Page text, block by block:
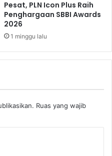
Pesat, PLN Icon Plus Raih
Penghargaan SBBI Awards
2026
1 minggu lalu
Ruas yang wajib